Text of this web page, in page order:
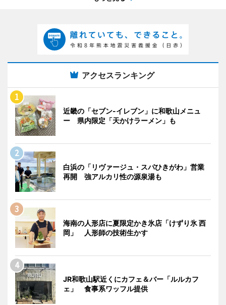
アクセスランキング
近畿の「セブン-イレブン」に和歌山メニュ
ー 県内限定「天かけラーメン」も
白浜の「リヴァージュ・スパひきがわ」営業
再開 強アルカリ性の源泉湯も
海南の人形店に夏限定かき氷店「けずり氷 西
岡」 人形師の技術生かす
JR和歌山駅近くにカフェ＆バー「ルルカフ
ェ」 食事系ワッフル提供